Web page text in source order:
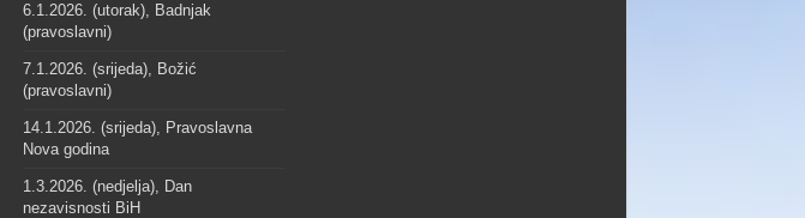
6.1.2026. (utorak), Badnjak
(pravoslavni)
7.1.2026. (srijeda), Božić
(pravoslavni)
14.1.2026. (srijeda), Pravoslavna
Nova godina
1.3.2026. (nedjelja), Dan
nezavisnosti BiH